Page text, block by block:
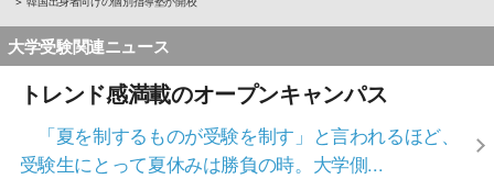
大学受験関連ニュース
トレンド感満載のオープンキャンパス
「夏を制するものが受験を制す」と言われるほど、
受験生にとって夏休みは勝負の時。大学側...